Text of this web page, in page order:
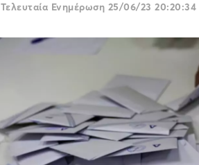
Τελευταία Ενημέρωση 25/06/23 20:20:34